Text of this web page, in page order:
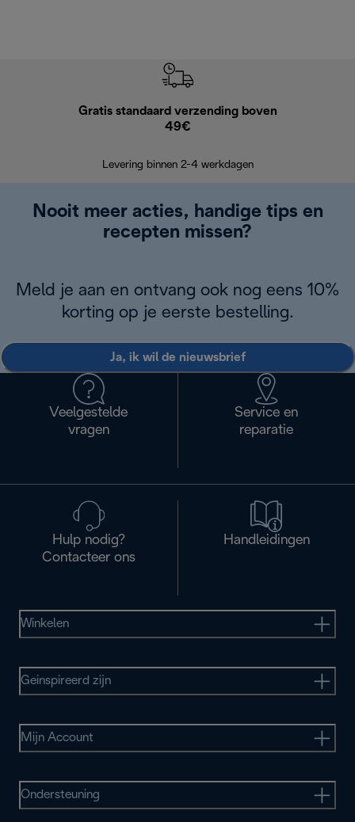
Gratis standaard verzending boven
49€
Levering binnen 2-4 werkdagen
Nooit meer acties, handige tips en
recepten missen?
Meld je aan en ontvang ook nog eens 10%
korting op je eerste bestelling.
Ja, ik wil de nieuwsbrief
Veelgestelde
vragen
Service en
reparatie
Hulp nodig?
Contacteer ons
Handleidingen
Winkelen
Geinspireerd zijn
Mijn Account
Ondersteuning